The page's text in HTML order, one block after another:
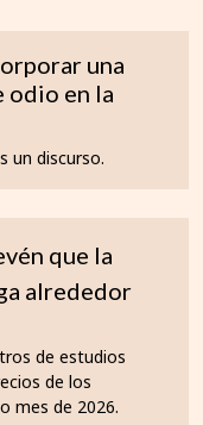
una
odio en la
un discurso.
que la
alrededor
de estudios
de los
mes de 2026.